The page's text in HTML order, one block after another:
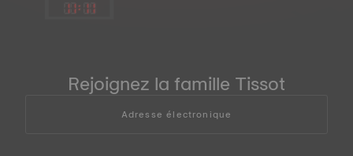
11: 11
Rejoignez la famille Tissot
Adresse électronique